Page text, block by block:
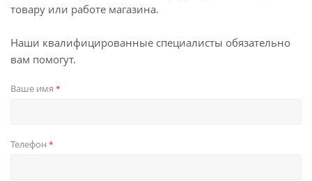
товару или работе магазина.
Наши квалифицированные специалисты обязательно
вам помогут.
Ваше имя *
Телефон *